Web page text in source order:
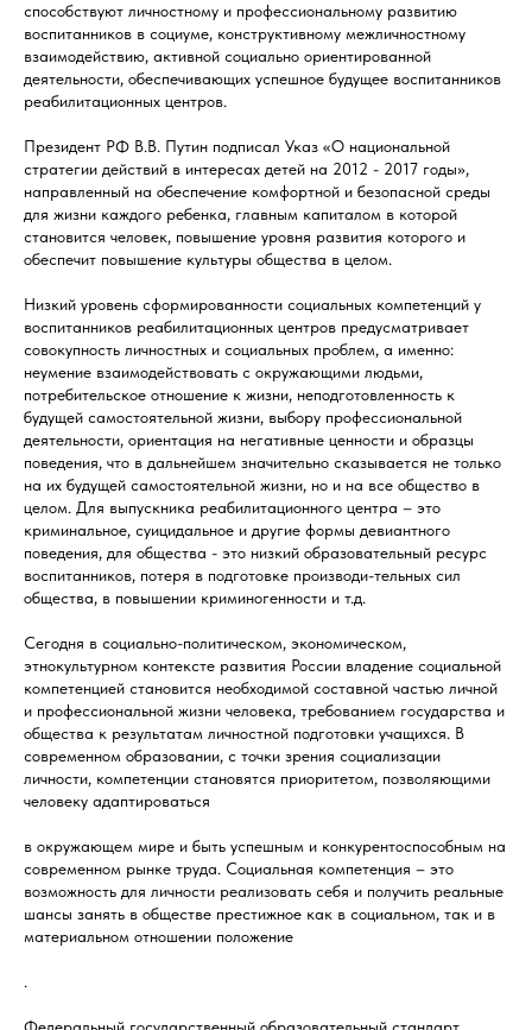
способствуют личностному и профессиональному развитию
воспитанников в социуме, конструктивному межличностному
взаимодействию, активной социально ориентированной
деятельности, обеспечивающих успешное будущее воспитанников
реабилитационных центров.
Президент РФ В.В. Путин подписал Указ «О национальной
стратегии действий в интересах детей на 2012 - 2017 годы»,
направленный на обеспечение комфортной и безопасной среды
для жизни каждого ребенка, главным капиталом в которой
становится человек, повышение уровня развития которого и
обеспечит повышение культуры общества в целом.
Низкий уровень сформированности социальных компетенций у
воспитанников реабилитационных центров предусматривает
совокупность личностных и социальных проблем, а именно:
неумение взаимодействовать с окружающими людьми,
потребительское отношение к жизни, неподготовленность к
будущей самостоятельной жизни, выбору профессиональной
деятельности, ориентация на негативные ценности и образцы
поведения, что в дальнейшем значительно сказывается не только
на их будущей самостоятельной жизни, но и на все общество в
целом. Для выпускника реабилитационного центра – это
криминальное, суицидальное и другие формы девиантного
поведения, для общества - это низкий образовательный ресурс
воспитанников, потеря в подготовке производи-тельных сил
общества, в повышении криминогенности и т.д.
Сегодня в социально-политическом, экономическом,
этнокультурном контексте развития России владение социальной
компетенцией становится необходимой составной частью личной
и профессиональной жизни человека, требованием государства и
общества к результатам личностной подготовки учащихся. В
современном образовании, с точки зрения социализации
личности, компетенции становятся приоритетом, позволяющими
человеку адаптироваться
в окружающем мире и быть успешным и конкурентоспособным на
современном рынке труда. Социальная компетенция – это
возможность для личности реализовать себя и получить реальные
шансы занять в обществе престижное как в социальном, так и в
материальном отношении положение
.